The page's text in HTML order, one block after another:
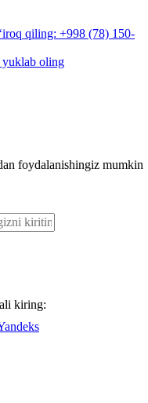
qiling: +998 (78) 150-
oling
foydalanishingiz mumkin
kiring: